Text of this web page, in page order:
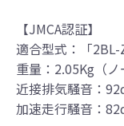
【JMCA認証】
適合型式：「2BL-
重量：2.05Kg（ノ
近接排気騒音：
加速走行騒音：
を有した整
ル、指定の
ください。
なお、取付
の事故、故